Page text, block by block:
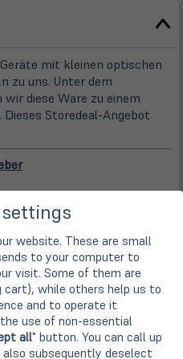
mit kleinen optischen
zu uns. Unter dem
diese Ware zu einem
Dieses Storedeal-Angebot
entfernt, bevor wir das Gerät
des Klebers
kommen. Es
der die
website. These are small
to your computer to
visit. Some of them are
cart), while others help us to
and to operate it
use of non-essential
all" button. You can call up
subsequently deselect